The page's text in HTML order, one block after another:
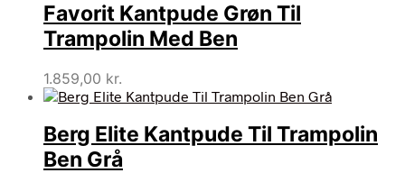
Favorit Kantpude Grøn Til
Trampolin Med Ben
1.859,00 kr.
Berg Elite Kantpude Til Trampolin
Ben Grå